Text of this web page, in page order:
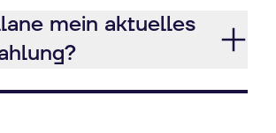
mein aktuelles